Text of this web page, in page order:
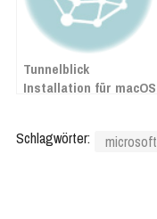
Tunnelblick
Installation für macOS
Schlagwörter: microsoft